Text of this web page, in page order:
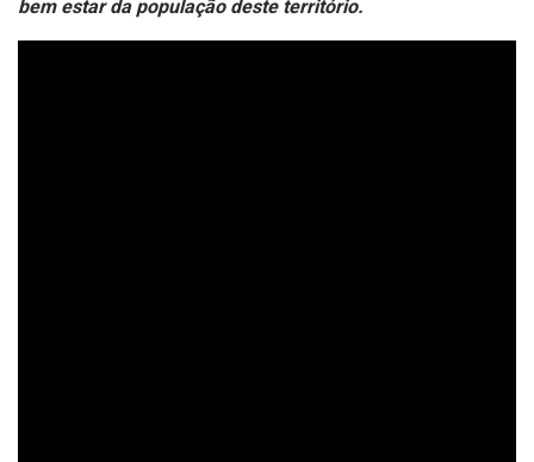
bem estar da população deste território.